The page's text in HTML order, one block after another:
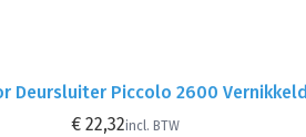
Deursluiter Piccolo 2600 Vernikkeld
€ 22,32incl. BTW